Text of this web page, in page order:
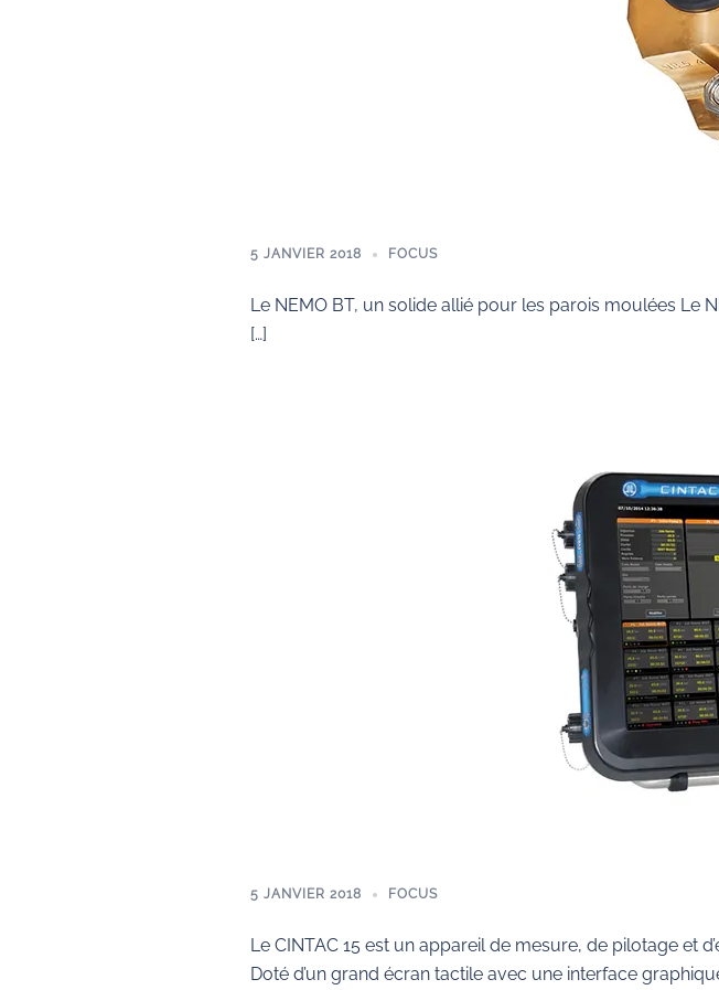
5 JANVIER 2018 FOCUS
Le NEMO BT, un solide allié pour les parois moulées Le
[…]
5 JANVIER 2018 FOCUS
Le CINTAC 15 est un appareil de mesure, de pilotage et
Doté d’un grand écran tactile avec une interface